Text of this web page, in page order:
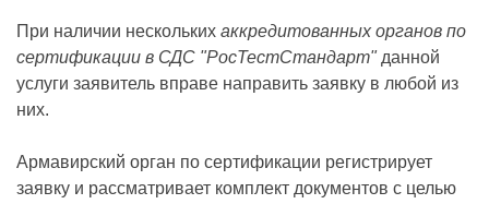
При наличии нескольких аккредитованных органов по
сертификации в СДС "РосТестСтандарт"данной
услуги заявитель вправе направить заявку в любой из
них.
Армавирский орган по сертификации регистрирует
заявку и рассматривает комплект документов с целью